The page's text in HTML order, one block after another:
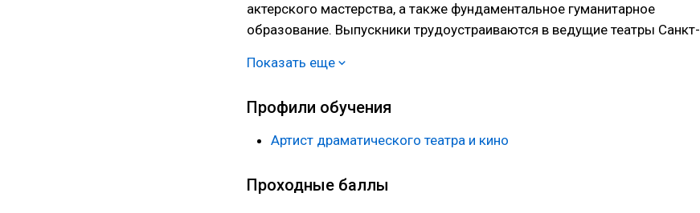
актерского мастерства, а также фундаментальное гуманитарное
образование. Выпускники трудоустраиваются в ведущие театры Санкт-
телевидение, снимаются в кино.
Показать еще
Профили обучения
Артист драматического театра и кино
Проходные баллы